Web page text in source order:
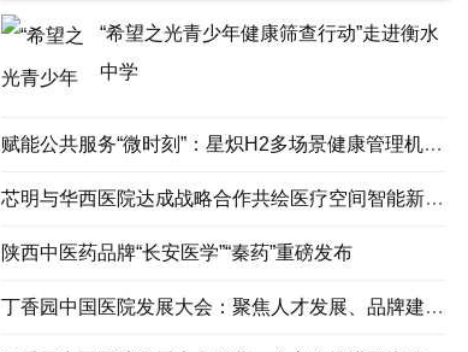
“希望之光青少年健康筛查行动”走进衡水
中学
赋能公共服务“微时刻”：星炽H2多场景健康管理机器人正式发布
芯明与华西医院达成战略合作共绘医疗空间智能新蓝图
陕西中医药品牌“长安医学”“秦药”重磅发布
丁香园中国医院发展大会：聚焦人才发展、品牌建设，探索医健高质量发展新路径